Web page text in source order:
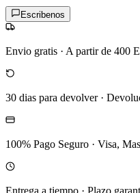
Escribenos
Envio gratis · A partir de 400
30 dias para devolver·
100% Pago Seguro · Visa,
Entrega a tiempo · Plazo